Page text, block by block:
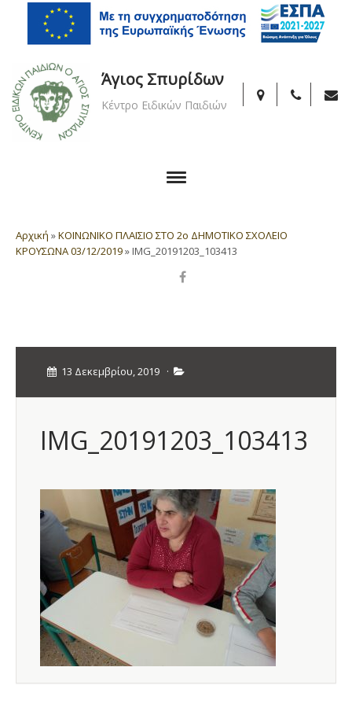
Άγιος Σπυρίδων
Κέντρο Ειδικών Παιδιών
Αρχική »ΚΟΙΝΩΝΙΚΟ ΠΛΑΙΣΙΟ ΣΤΟ 2ο ΔΗΜΟΤΙΚΟ ΣΧΟΛΕΙΟ
ΚΡΟΥΣΩΝΑ 03/12/2019»IMG_20191203_103413
13 Δεκεμβρίου, 2019 ·
IMG_20191203_103413